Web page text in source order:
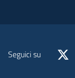
Seguici su